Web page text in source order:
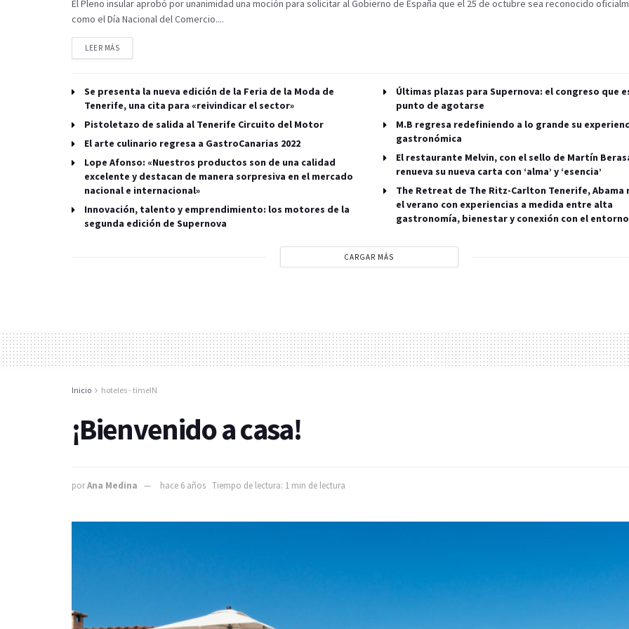
El Pleno insular aprobó por unanimidad una moción para solicitar al Gobierno de España que el 25 de octubre sea reconocido
como el Día Nacional del Comercio....
LEER MÁS
Se presenta la nueva edición de la Feria de la Moda de
Tenerife, una cita para «reivindicar el sector»
Pistoletazo de salida al Tenerife Circuito del Motor
El arte culinario regresa a GastroCanarias 2022
Lope Afonso: «Nuestros productos son de una calidad
excelente y destacan de manera sorpresiva en el mercado
nacional e internacional»
Innovación, talento y emprendimiento: los motores de la
segunda edición de Supernova
Últimas plazas para Supernova: el congreso que
punto de agotarse
M.B regresa redefiniendo a lo grande su
gastronómica
El restaurante Melvin, con el sello de Martín
renueva su nueva carta con ‘alma’ y ‘esencia’
The Retreat de The Ritz-Carlton Tenerife, Abama
el verano con experiencias a medida entre alta
gastronomía, bienestar y conexión con el entorno
CARGAR MÁS
Inicio hoteles - timeIN
¡Bienvenido a casa!
porAna Medina hace 6 años Tiempo de lectura: 1 min de lectura